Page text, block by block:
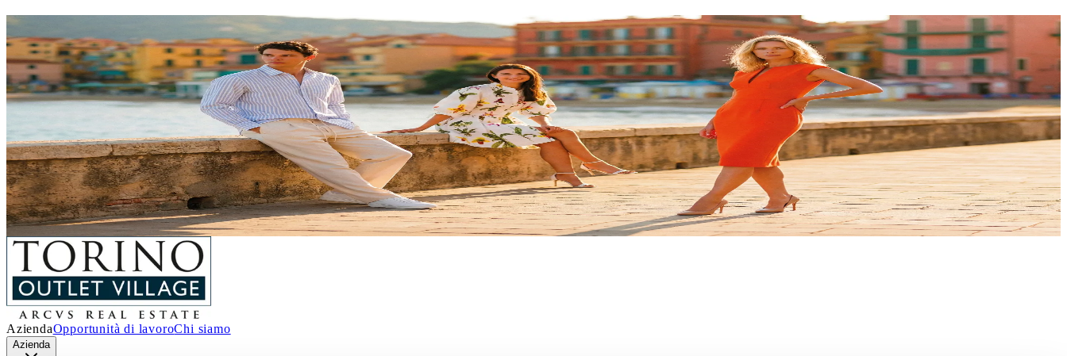
SALDI ESTIVI
Un’estate piena di occasioni!
Dal 4 luglio al 29 agosto, aTorino Outlet Villagearrivano iSaldi Estivi: nei negozi delle migliori firme italiane e internazionali troverai
incredibili sconti sui prezzi outlet.
È il momento giusto per concederti qualcosa in più!Approfitta di questa imperdibile opportunità e lasciati ispirare dai must-have di
stagione.Abbigliamento, accessori, calzature, idee per la casa e tanto altro ti aspetta!
Ti aspettiamo!
Scopri i dettagli
AziendaOpportunità di lavoroChi siamo
Azienda